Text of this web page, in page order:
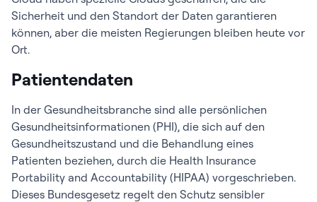
Sicherheit und den Standort der Daten garantieren
können, aber die meisten Regierungen bleiben heute vor
Ort.
Patientendaten
In der Gesundheitsbranche sind alle persönlichen
Gesundheitsinformationen (PHI), die sich auf den
Gesundheitszustand und die Behandlung eines
Patienten beziehen, durch die Health Insurance
Portability and Accountability (HIPAA) vorgeschrieben.
Dieses Bundesgesetz regelt den Schutz sensibler